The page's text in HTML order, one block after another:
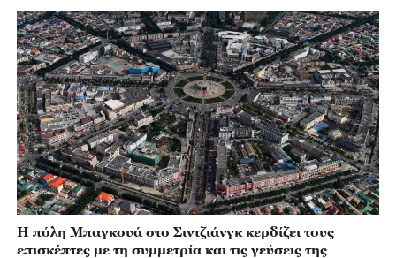
Η πόλη Μπαγκουά στο Σιντζιάνγκ κερδίζει τους
επισκέπτες με τη συμμετρία και τις γεύσεις της